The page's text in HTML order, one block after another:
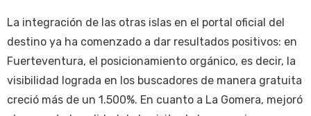
La integración de las otras islas en el portal oficial del
destino ya ha comenzado a dar resultados positivos: en
Fuerteventura, el posicionamiento orgánico, es decir, la
visibilidad lograda en los buscadores de manera gratuita
creció más de un 1.500%. En cuanto a La Gomera, mejoró